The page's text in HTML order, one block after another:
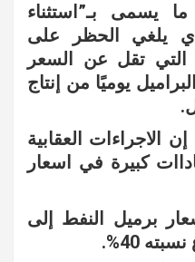
يسمى بـ”استثناء
يلغي الحظر على
التي تقل عن السعر
يوميًا من إنتاج
الاجراءات العقابية
كبيرة في اسعار
برميل النفط إلى